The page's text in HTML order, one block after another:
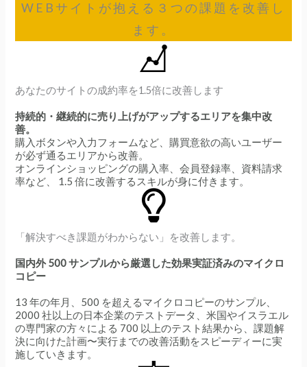
WEBサイトが抱える ３つの課題を改善し
ます。
あなたのサイトの成約率を1.5倍に改善します
持続的・継続的に売り上げがアップするエリアを集中改
善。
購入ボタンや入力フォームなど、購買意欲の高いユーザー
が必ず通るエリアから改善。
オンラインショッピングの購入率、会員登録率、資料請求
率など、 1.5 倍に改善するスキルが身に付きます。
「解決すべき課題がわからない」を改善します。
国内外 500 サンプルから厳選した効果実証済みのマイクロ
コピー
13 年の年月、500 を超えるマイクロコピーのサンプル、
2000 社以上の日本企業のテストデータ、米国やイスラエル
の専門家の方々による 700 以上のテスト結果から、課題解
決に向けた計画〜実行までの改善活動をスピーディーに実
施していきます。